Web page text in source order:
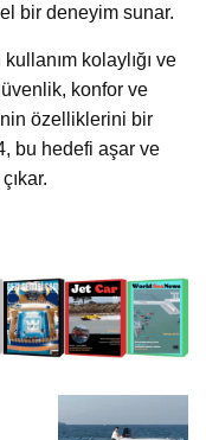
bir deneyim sunar.
kolaylığı ve
konfor ve
özelliklerini bir
bu hedefi aşar ve